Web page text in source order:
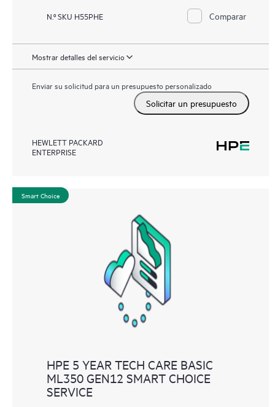
N.º SKU H55PHE Comparar
Mostrar detalles del servicio
Enviar su solicitud para un presupuesto personalizado
Solicitar un presupuesto
HEWLETT PACKARD
ENTERPRISE
Smart Choice
HPE 5 YEAR TECH CARE BASIC
ML350 GEN12 SMART CHOICE
SERVICE